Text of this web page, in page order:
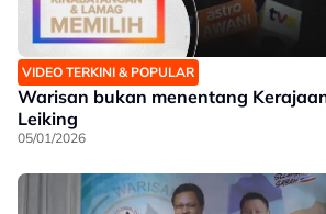
VIDEO TERKINI & POPULAR
Warisan bukan menentang
Leiking
05/01/2026